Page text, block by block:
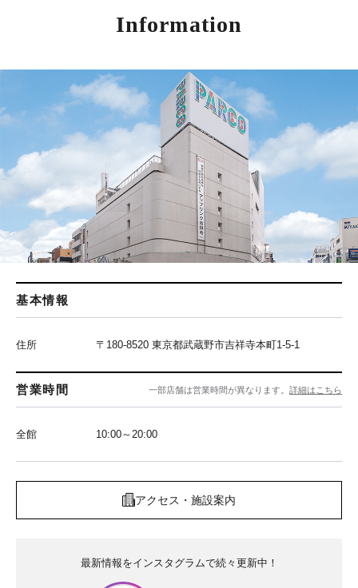
Information
基本情報
住所 〒180-8520 東京都武蔵野市吉祥寺本町1-5-1
営業時間 一部店舗は営業時間が異なります。 詳細はこちら
全館 10:00～20:00
アクセス・施設案内
最新情報をインスタグラムで続々更新中！